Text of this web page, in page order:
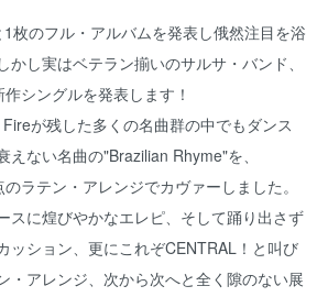
枚のフル・アルバムを発表し俄然注目を浴
かし実はベテラン揃いのサルサ・バンド、
シングルを発表します！
が残した多くの名曲群の中でもダンス
えない名曲の"Brazilian Rhyme"を、
ラテン・アレンジでカヴァーしました。
スに煌びやかなエレピ、そして踊り出さず
ッション、更にこれぞCENTRAL！と叫び
・アレンジ、次から次へと全く隙のない展